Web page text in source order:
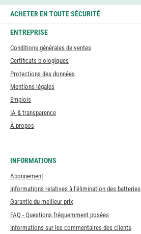
ACHETER EN TOUTE SÉCURITÉ
ENTREPRISE
Conditions générales de ventes
Certificats biologiques
Protections des données
Mentions légales
Emplois
IA & transparence
À propos
INFORMATIONS
Abonnement
Informations relatives à l'élimination des batteries
Garantie du meilleur prix
FAQ - Questions fréquemment posées
Informations sur les commentaires des clients